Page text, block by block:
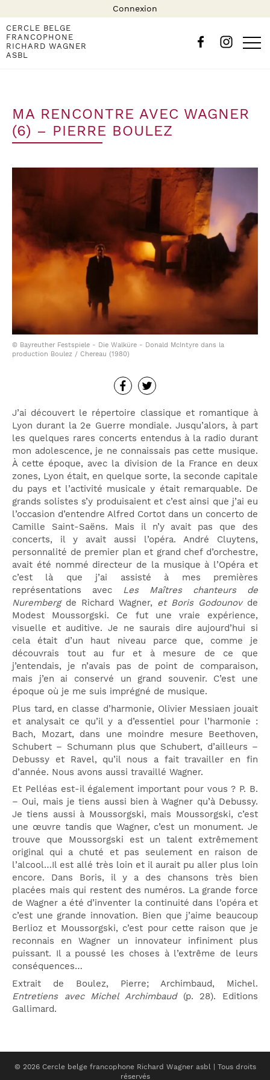
Connexion
CERCLE BELGE
FRANCOPHONE
RICHARD WAGNER
ASBL
MA RENCONTRE AVEC WAGNER
(6) – PIERRE BOULEZ
© Bayreuther Festspiele - Die Walküre - Donald McIntyre dans la
production Boulez / Chereau (1980)
J’ai découvert le répertoire classique et romantique à
Lyon durant la 2e Guerre mondiale. Jusqu’alors, à part
les quelques rares concerts entendus à la radio durant
mon adolescence, je ne connaissais pas cette musique.
À cette époque, avec la division de la France en deux
zones, Lyon était, en quelque sorte, la seconde capitale
du pays et l’activité musicale y était remarquable. De
grands solistes s’y produisaient et c’est ainsi que j’ai eu
l’occasion d’entendre Alfred Cortot dans un concerto de
Camille Saint-Saëns. Mais il n’y avait pas que des
concerts, il y avait aussi l’opéra. André Cluytens,
personnalité de premier plan et grand chef d’orchestre,
avait été nommé directeur de la musique à l’Opéra et
c’est là que j’ai assisté à mes premières
représentations avec Les Maîtres chanteurs de
Nuremberg de Richard Wagner, et Boris Godounovde
Modest Moussorgski. Ce fut une vraie expérience,
visuelle et auditive. Je ne saurais dire aujourd’hui si
cela était d’un haut niveau parce que, comme je
découvrais tout au fur et à mesure de ce que
j’entendais, je n’avais pas de point de comparaison,
mais j’en ai conservé un grand souvenir. C’est une
époque où je me suis imprégné de musique.
Plus tard, en classe d’harmonie, Olivier Messiaen jouait
et analysait ce qu’il y a d’essentiel pour l’harmonie :
Bach, Mozart, dans une moindre mesure Beethoven,
Schubert – Schumann plus que Schubert, d’ailleurs –
Debussy et Ravel, qu’il nous a fait travailler en fin
d’année. Nous avons aussi travaillé Wagner.
Et Pelléas est-il également important pour vous ? P. B.
– Oui, mais je tiens aussi bien à Wagner qu’à Debussy.
Je tiens aussi à Moussorgski, mais Moussorgski, c’est
une œuvre tandis que Wagner, c’est un monument. Je
trouve que Moussorgski est un talent extrêmement
original qui a chuté et pas seulement en raison de
l’alcool…Il est allé très loin et il aurait pu aller plus loin
encore. Dans Boris, il y a des chansons très bien
placées mais qui restent des numéros. La grande force
de Wagner a été d’inventer la continuité dans l’opéra et
c’est une grande innovation. Bien que j’aime beaucoup
Berlioz et Moussorgski, c’est pour cette raison que je
reconnais en Wagner un innovateur infiniment plus
puissant. Il a poussé les choses à l’extrême de leurs
conséquences…
Extrait de Boulez, Pierre; Archimbaud, Michel.
Entretiens avec Michel Archimbaud(p. 28). Editions
Gallimard.
© 2026 Cercle belge francophone Richard Wagner asbl | Tous droits
réservés